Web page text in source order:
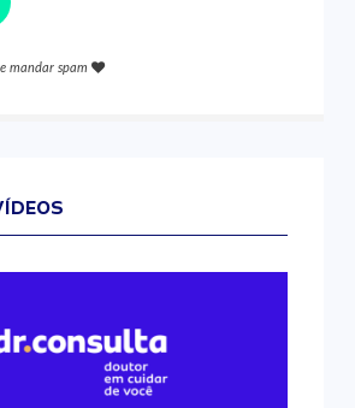
mandar spam